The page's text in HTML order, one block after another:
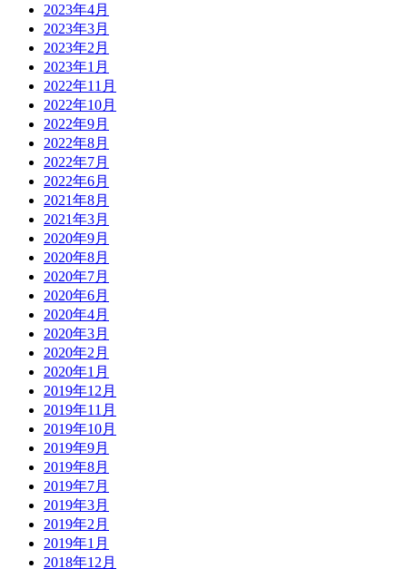
2023年4月
2023年3月
2023年2月
2023年1月
2022年11月
2022年10月
2022年9月
2022年8月
2022年7月
2022年6月
2021年8月
2021年3月
2020年9月
2020年8月
2020年7月
2020年6月
2020年4月
2020年3月
2020年2月
2020年1月
2019年12月
2019年11月
2019年10月
2019年9月
2019年8月
2019年7月
2019年3月
2019年2月
2019年1月
2018年12月